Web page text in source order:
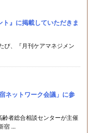
ト』に掲載していただきま
び、『月刊ケアマネジメン
ネットワーク会議」に参
者総合相談センターが主催
宿 ...